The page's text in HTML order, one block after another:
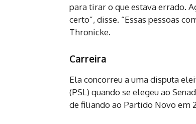
para tirar o que estava errado.
certo”, disse. “Essas pessoas
Thronicke.
Carreira
Ela concorreu a uma disputa
(PSL) quando se elegeu ao
de filiando ao Partido Novo em